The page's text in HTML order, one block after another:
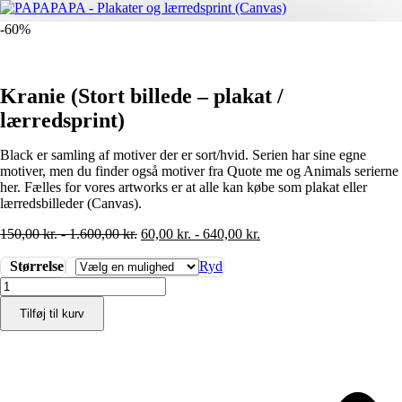
-60%
Kranie (Stort billede – plakat /
lærredsprint)
Black er samling af motiver der er sort/hvid. Serien har sine egne
motiver, men du finder også motiver fra Quote me og Animals serierne
her. Fælles for vores artworks er at alle kan købe som plakat eller
lærredsbilleder (Canvas).
150,00kr.-1.600,00kr. 60,00 kr. - 640,00 kr.
Størrelse
Ryd
Kranie
(Stort
billede
-
Tilføj til kurv